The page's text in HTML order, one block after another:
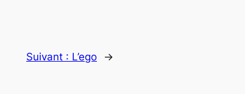
Suivant : L’ego →